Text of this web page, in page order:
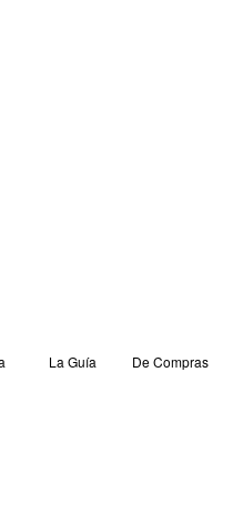
La Guía
De Compras